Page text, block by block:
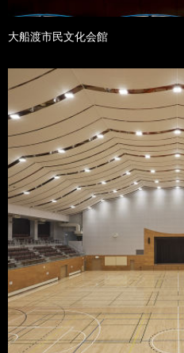
大船渡市民文化会館